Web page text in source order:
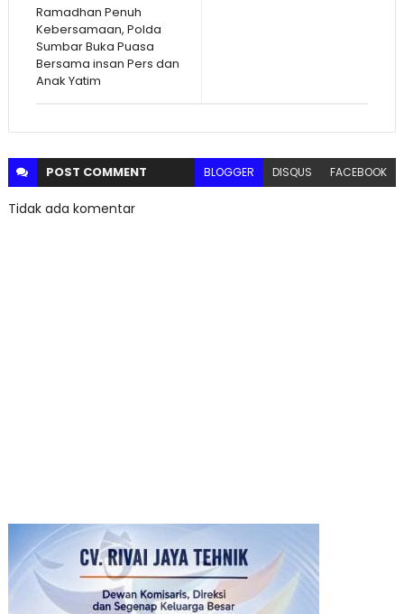
Ramadhan Penuh
Kebersamaan, Polda
Sumbar Buka Puasa
Bersama insan Pers dan
Anak Yatim
POST COMMENT BLOGGER DISQUS FACEBOOK
Tidak ada komentar